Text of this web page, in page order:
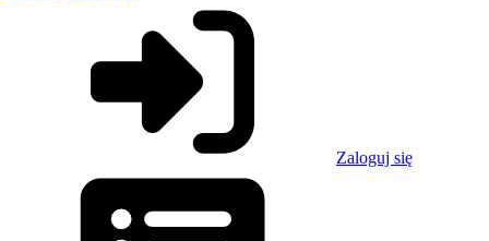
Zaloguj się